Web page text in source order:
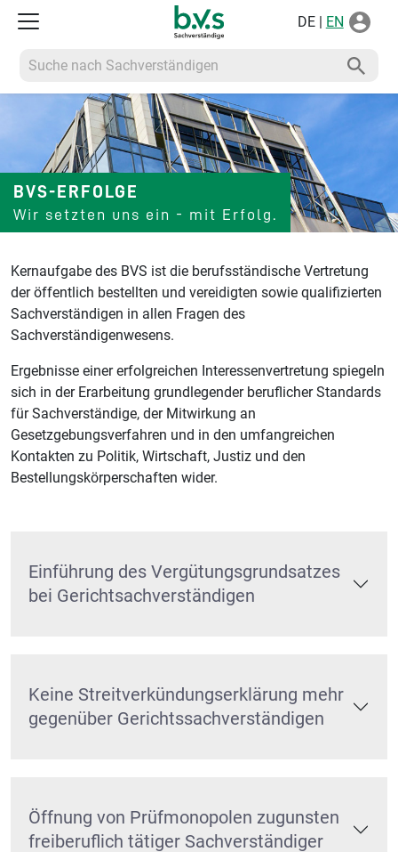
DE | EN
Suche nach Sachverständigen
BVS-ERFOLGE
Wir setzten uns ein - mit Erfolg.
Kernaufgabe des BVS ist die berufsständische Vertretung
der öffentlich bestellten und vereidigten sowie qualifizierten
Sachverständigen in allen Fragen des
Sachverständigenwesens.
Ergebnisse einer erfolgreichen Interessenvertretung spiegeln
sich in der Erarbeitung grundlegender beruflicher Standards
für Sachverständige, der Mitwirkung an
Gesetzgebungsverfahren und in den umfangreichen
Kontakten zu Politik, Wirtschaft, Justiz und den
Bestellungskörperschaften wider.
Einführung des Vergütungsgrundsatzes
bei Gerichtsachverständigen
Keine Streitverkündungserklärung mehr
gegenüber Gerichtssachverständigen
Öffnung von Prüfmonopolen zugunsten
freiberuflich tätiger Sachverständiger